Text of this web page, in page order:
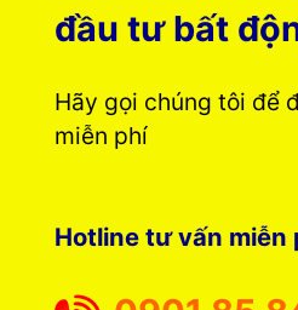
đầu tư bất
Hãy gọi chúng tôi để
miễn phí
Hotline tư vấn miễn